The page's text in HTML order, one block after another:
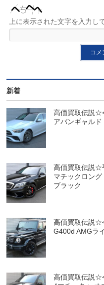
上に表示された文字を入力し
新着
高価買取伝説☆
アバンギャル
高価買取伝説☆
マチックロン
ブラック
高価買取伝説☆
G400d AMGラ
高価買取伝説☆